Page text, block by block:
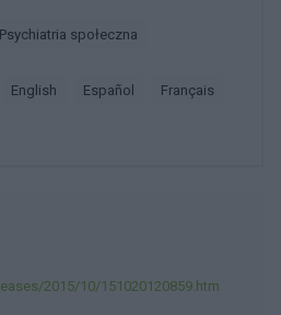
Psychiatria społeczna
english español français
2015/10/151020120859.htm